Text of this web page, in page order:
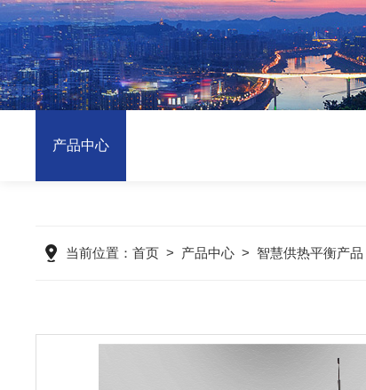
产品中心
当前位置：首页 > 产品中心 > 智慧供热平衡产品